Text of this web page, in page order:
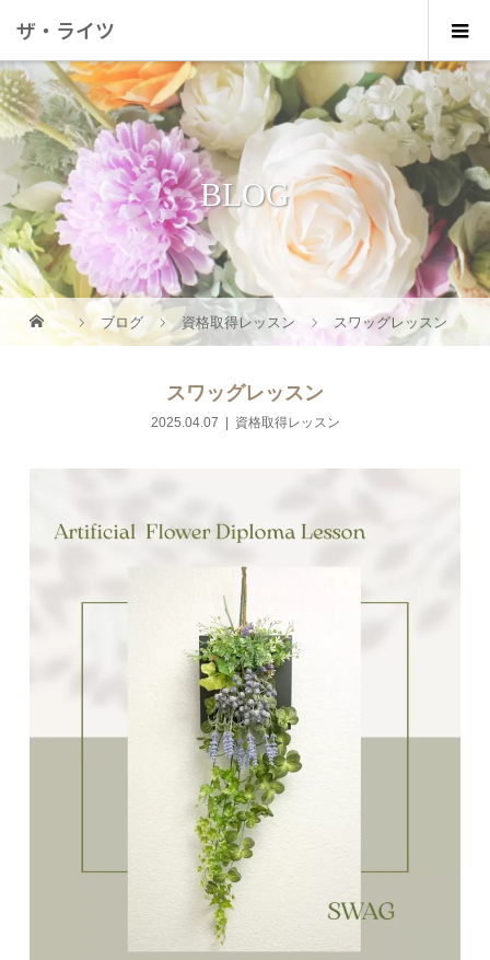
ザ・ライツ
BLOG
ブログ 資格取得レッスン スワッグレッスン
スワッグレッスン
2025.04.07 資格取得レッスン